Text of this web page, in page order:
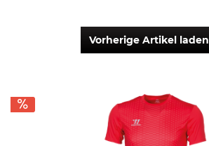
Vorherige Artikel laden